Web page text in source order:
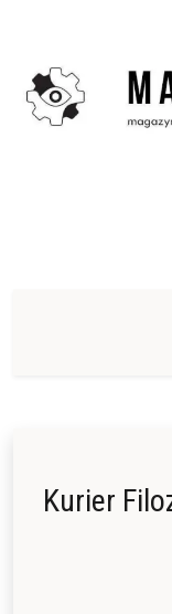
content
Kurier